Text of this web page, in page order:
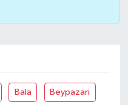
Bala Beypazari